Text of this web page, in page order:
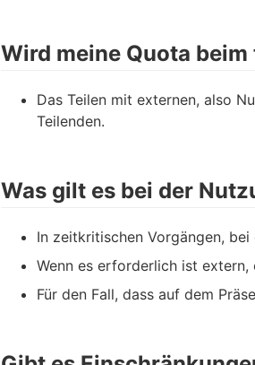
Wird meine Quota
Das Teilen mit externen, also
Teilenden.
Was gilt es bei der
In zeitkritischen Vorgängen,
Wenn es erforderlich ist
Für den Fall, dass auf dem